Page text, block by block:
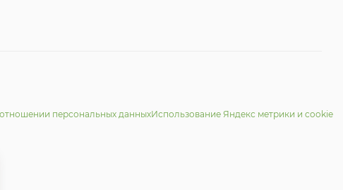
персональных данныхИспользование Яндекс метрики и cookie